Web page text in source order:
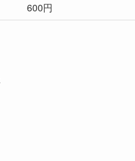
600円